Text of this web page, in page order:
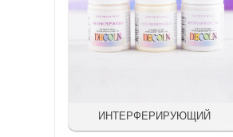
ИНТЕРФЕРИРУЮЩИЙ